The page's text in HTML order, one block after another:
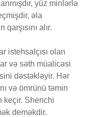
yüz minlərlə
əla
qarşısını alır.
istehsalçısı olan
və səth müalicəsi
dəstəkləyir. Hər
və ömrünü təmin
keçir. Shenchi
deməkdir.